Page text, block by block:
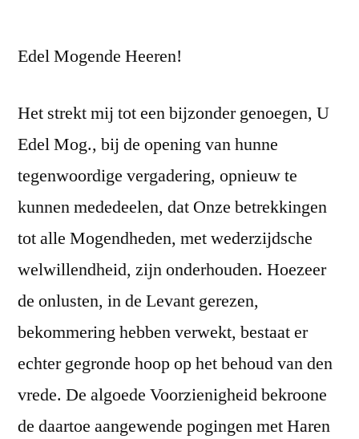
Edel Mogende Heeren!
Het strekt mij tot een bijzonder genoegen, U
Edel Mog., bij de opening van hunne
tegenwoordige vergadering, opnieuw te
kunnen mededeelen, dat Onze betrekkingen
tot alle Mogendheden, met wederzijdsche
welwillendheid, zijn onderhouden. Hoezeer
de onlusten, in de Levant gerezen,
bekommering hebben verwekt, bestaat er
echter gegronde hoop op het behoud van den
vrede. De algoede Voorzienigheid bekroone
de daartoe aangewende pogingen met Haren